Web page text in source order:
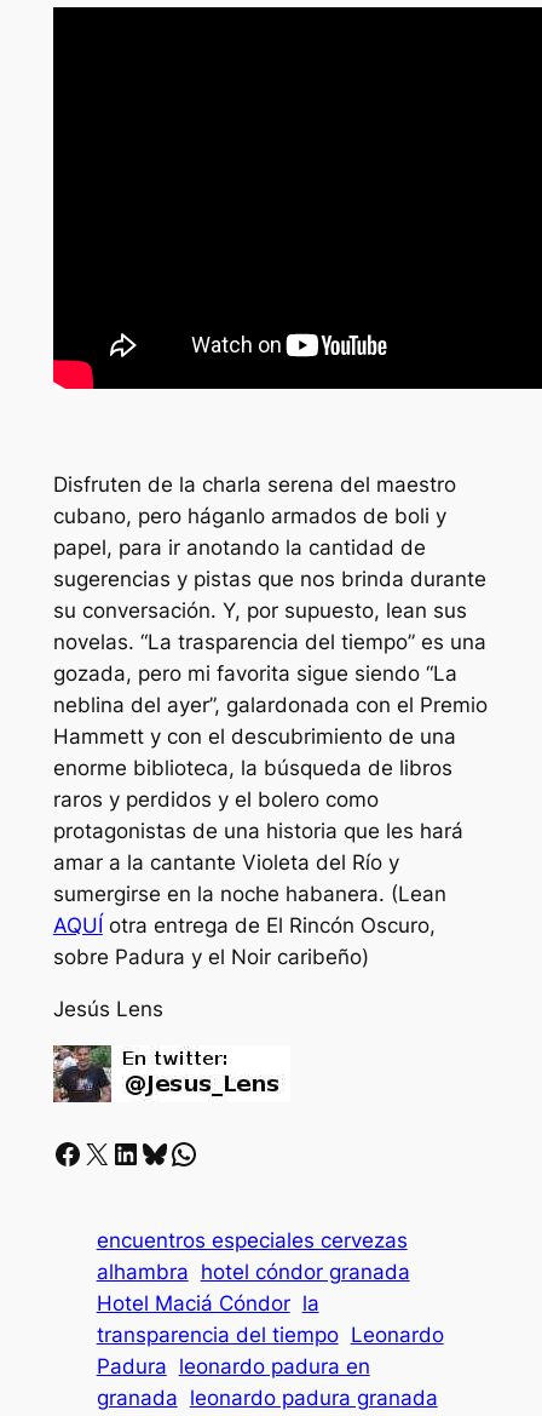
Disfruten de la charla serena del maestro
cubano, pero háganlo armados de boli y
papel, para ir anotando la cantidad de
sugerencias y pistas que nos brinda durante
su conversación. Y, por supuesto, lean sus
novelas. “La trasparencia del tiempo” es una
gozada, pero mi favorita sigue siendo “La
neblina del ayer”, galardonada con el Premio
Hammett y con el descubrimiento de una
enorme biblioteca, la búsqueda de libros
raros y perdidos y el bolero como
protagonistas de una historia que les hará
amar a la cantante Violeta del Río y
sumergirse en la noche habanera. (Lean
AQUÍ otra entrega de El Rincón Oscuro,
sobre Padura y el Noir caribeño)
Jesús Lens
Facebook X LinkedIn Bluesky Whatsapp
encuentros especiales cervezas
alhambra hotel cóndor granada
Hotel Maciá Cóndor la
transparencia del tiempo Leonardo
Padura leonardo padura en
granada leonardo padura granada